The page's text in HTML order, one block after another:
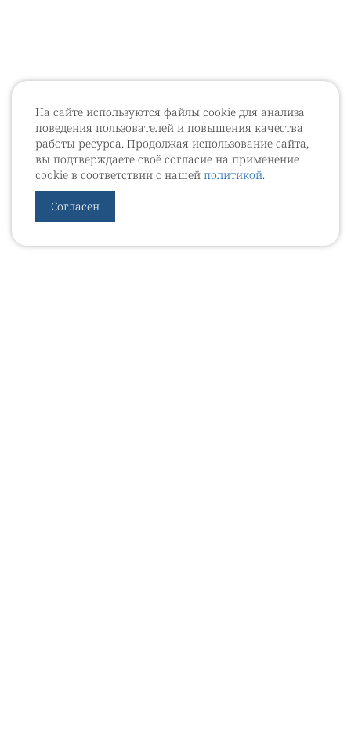
На сайте используются файлы cookie для анализа
поведения пользователей и повышения качества
работы ресурса. Продолжая использование сайта,
вы подтверждаете своё согласие на применение
cookie в соответствии с нашей политикой.
Согласен